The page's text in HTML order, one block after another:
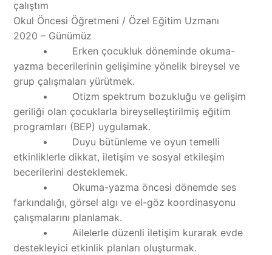
çalıştım
Okul Öncesi Öğretmeni / Özel Eğitim Uzmanı
2020 – Günümüz
• Erken çocukluk döneminde okuma-
yazma becerilerinin gelişimine yönelik bireysel ve
grup çalışmaları yürütmek.
• Otizm spektrum bozukluğu ve gelişim
geriliği olan çocuklarla bireyselleştirilmiş eğitim
programları (BEP) uygulamak.
• Duyu bütünleme ve oyun temelli
etkinliklerle dikkat, iletişim ve sosyal etkileşim
becerilerini desteklemek.
• Okuma-yazma öncesi dönemde ses
farkındalığı, görsel algı ve el-göz koordinasyonu
çalışmalarını planlamak.
• Ailelerle düzenli iletişim kurarak evde
destekleyici etkinlik planları oluşturmak.